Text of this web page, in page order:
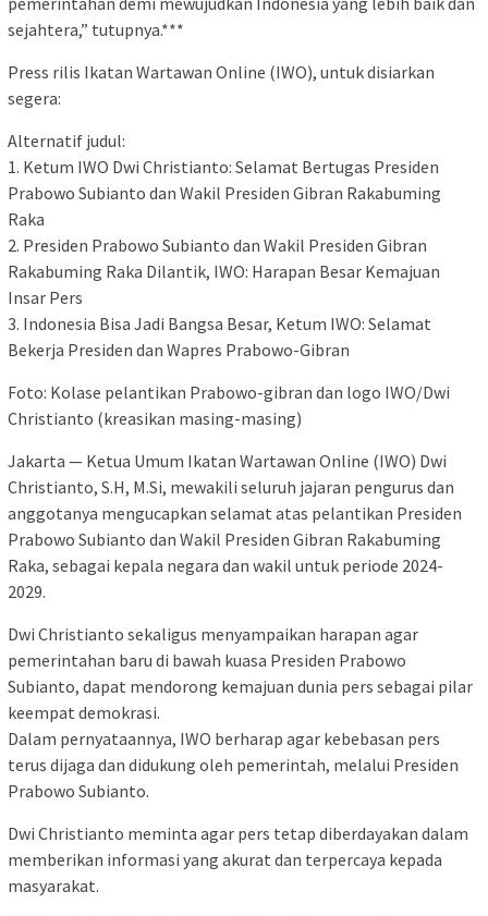
sejahtera,” tutupnya.***
Press rilis Ikatan Wartawan Online (IWO), untuk disiarkan
segera:
Alternatif judul:
1. Ketum IWO Dwi Christianto: Selamat Bertugas Presiden
Prabowo Subianto dan Wakil Presiden Gibran Rakabuming
Raka
2. Presiden Prabowo Subianto dan Wakil Presiden Gibran
Rakabuming Raka Dilantik, IWO: Harapan Besar Kemajuan
Insar Pers
3. Indonesia Bisa Jadi Bangsa Besar, Ketum IWO: Selamat
Bekerja Presiden dan Wapres Prabowo-Gibran
Foto: Kolase pelantikan Prabowo-gibran dan logo IWO/Dwi
Christianto (kreasikan masing-masing)
Jakarta — Ketua Umum Ikatan Wartawan Online (IWO) Dwi
Christianto, S.H, M.Si, mewakili seluruh jajaran pengurus dan
anggotanya mengucapkan selamat atas pelantikan Presiden
Prabowo Subianto dan Wakil Presiden Gibran Rakabuming
Raka, sebagai kepala negara dan wakil untuk periode 2024-
2029.
Dwi Christianto sekaligus menyampaikan harapan agar
pemerintahan baru di bawah kuasa Presiden Prabowo
Subianto, dapat mendorong kemajuan dunia pers sebagai pilar
keempat demokrasi.
Dalam pernyataannya, IWO berharap agar kebebasan pers
terus dijaga dan didukung oleh pemerintah, melalui Presiden
Prabowo Subianto.
Dwi Christianto meminta agar pers tetap diberdayakan dalam
memberikan informasi yang akurat dan terpercaya kepada
masyarakat.